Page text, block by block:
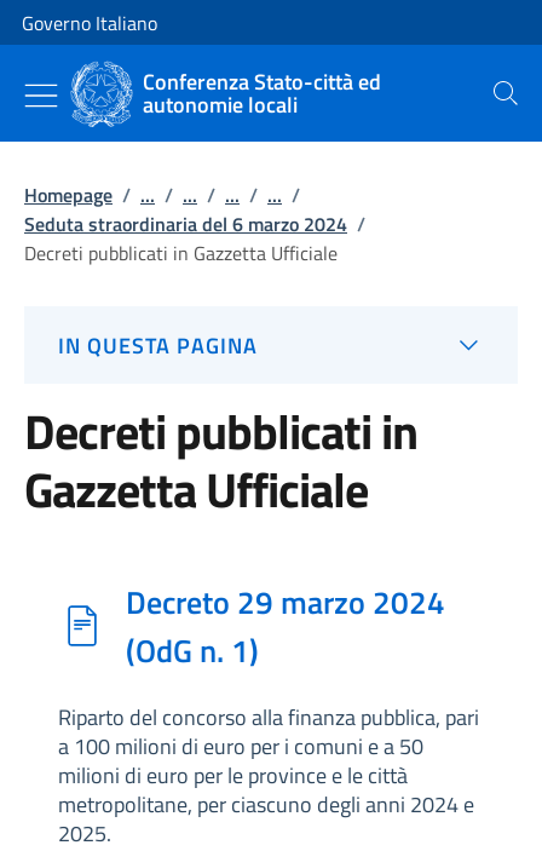
Vai al contenuto
Vai alla navigazione del sito
Governo Italiano
Conferenza Stato-città ed
autonomie locali Cerca
Homepage / ... / ... / ... / ... /
Seduta straordinaria del 6 marzo 2024 /
Decreti pubblicati in Gazzetta Ufficiale
IN QUESTA PAGINA
Decreti pubblicati in
Gazzetta Ufficiale
Decreto 29 marzo 2024
(OdG n. 1)
Riparto del concorso alla finanza pubblica, pari
a 100 milioni di euro per i comuni e a 50
milioni di euro per le province e le città
metropolitane, per ciascuno degli anni 2024 e
2025.